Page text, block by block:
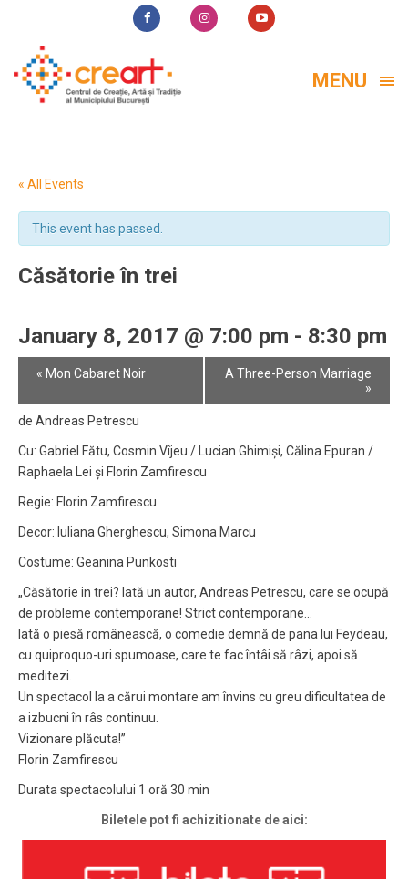
MENU
« All Events
This event has passed.
Căsătorie în trei
January 8, 2017 @ 7:00 pm - 8:30 pm
Event
« Mon Cabaret Noir
A Three-Person Marriage
»
de Andreas Petrescu
Cu: Gabriel Fătu, Cosmin Vîjeu / Lucian Ghimiși, Călina Epuran /
Raphaela Lei și Florin Zamfirescu
Regie: Florin Zamfirescu
Decor: Iuliana Gherghescu, Simona Marcu
Costume: Geanina Punkosti
„Căsătorie in trei? Iată un autor, Andreas Petrescu, care se ocupă
de probleme contemporane! Strict contemporane…
Iată o piesă românească, o comedie demnă de pana lui Feydeau,
cu quiproquo-uri spumoase, care te fac întâi să râzi, apoi să
meditezi.
Un spectacol la a cărui montare am învins cu greu dificultatea de
a izbucni în râs continuu.
Vizionare plăcuta!”
Florin Zamfirescu
Durata spectacolului 1 oră 30 min
Biletele pot fi achizitionate de aici: